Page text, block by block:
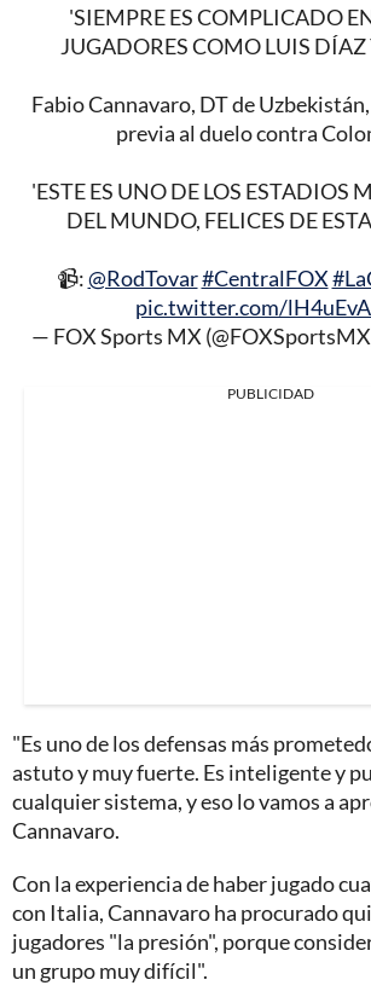
'SIEMPRE ES COMPLICADO
JUGADORES COMO LUIS DÍAZ
Fabio Cannavaro, DT de
previa al duelo contra
'ESTE ES UNO DE LOS ESTADIOS
DEL MUNDO, FELICES DE
📹:@RodTovar#CentralFOX
pic.twitter.com/
— FOX Sports MX
PUBLICIDAD
"Es uno de los defensas más
astuto y muy fuerte. Es inteligente y
cualquier sistema, y eso lo vamos a
Cannavaro.
Con la experiencia de haber jugado
con Italia, Cannavaro ha procurado
jugadores "la presión", porque
un grupo muy difícil".